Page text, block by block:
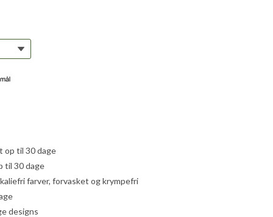
op til 30 dage
til 30 dage
farver, forvasket og krympefri
designs